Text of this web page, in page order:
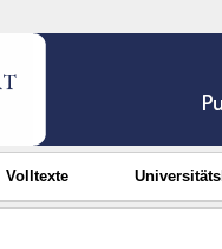
Volltexte